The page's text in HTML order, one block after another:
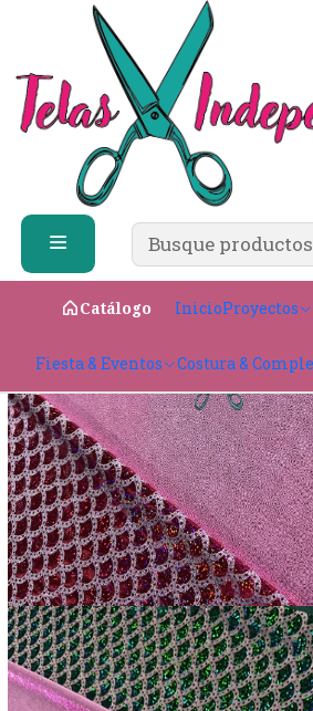
Catálogo InicioProyectos
Fiesta & Eventos Costura &
✨ ¿Cómo comprar?
Telas para Vestir
Lycra Dupont Sirena